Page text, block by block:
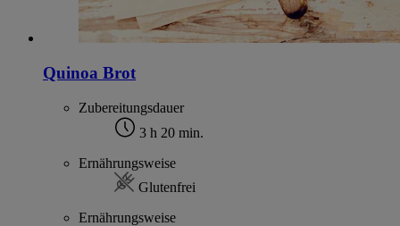
Quinoa Brot
Zubereitungsdauer
3 h 20 min.
Ernährungsweise
Glutenfrei
Ernährungsweise